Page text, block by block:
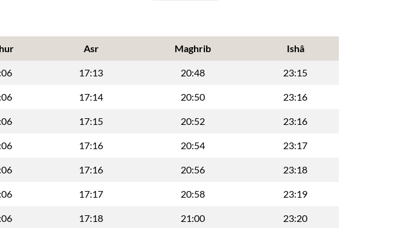
Asr Maghrib Ishâ
17:13 20:48 23:15
17:14 20:50 23:16
17:15 20:52 23:16
17:16 20:54 23:17
17:16 20:56 23:18
17:17 20:58 23:19
17:18 21:00 23:20